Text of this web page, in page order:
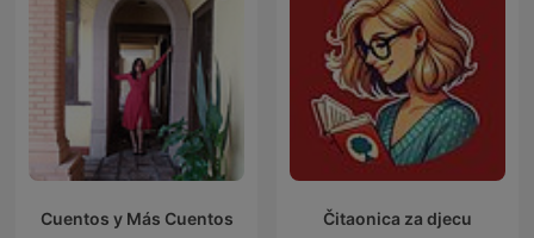
Cuentos y Más Cuentos Čitaonica za djecu